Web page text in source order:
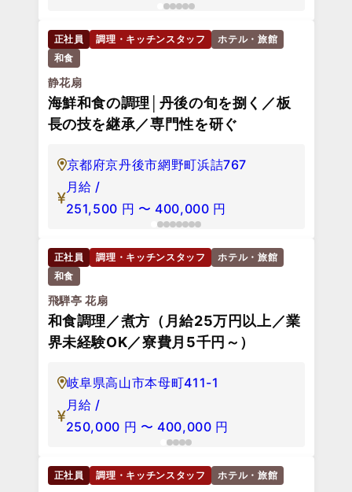
正社員 調理・キッチンスタッフ
ホテル・旅館
和食
静花扇
海鮮和食の調理│丹後の旬を捌く／板
長の技を継承／専門性を研ぐ
京都府京丹後市網野町浜詰767
月給 /
251,500 円 〜 400,000 円
正社員 調理・キッチンスタッフ
ホテル・旅館
和食
飛騨亭 花扇
和食調理／煮方（月給25万円以上／業
界未経験OK／寮費月5千円～）
岐阜県高山市本母町411-1
月給 /
250,000 円 〜 400,000 円
正社員 調理・キッチンスタッフ ホテル・旅館